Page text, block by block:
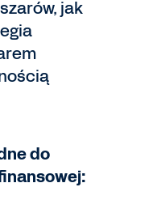
jak
do